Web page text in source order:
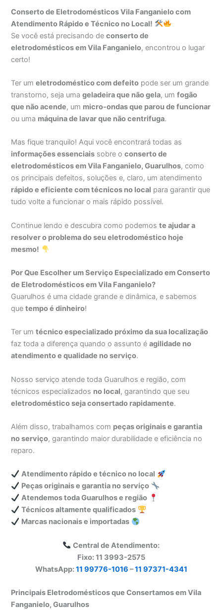
Conserto de Eletrodomésticos Vila Fanganielo com
Atendimento Rápido e Técnico no Local!
Se você está precisando deconserto de
eletrodomésticos em Vila Fanganielo, encontrou o lugar
certo!
Ter umeletrodoméstico com defeito pode ser um grande
transtorno, seja umageladeira que não gela, umfogão
que não acende, um micro-ondas que parou de funcionar
ou uma máquina de lavar que não centrifuga.
Mas fique tranquilo! Aqui você encontrará todas as
informações essenciais sobre oconserto de
eletrodomésticos em Vila Fanganielo, Guarulhos, como
os principais defeitos, soluções e, claro, um atendimento
rápido e eficiente com técnicos no local para garantir que
tudo volte a funcionar o mais rápido possível.
Continue lendo e descubra como podemoste ajudar a
resolver o problema do seu eletrodoméstico hoje
mesmo!
Por Que Escolher um Serviço Especializado em Conserto
de Eletrodomésticos em Vila Fanganielo?
Guarulhos é uma cidade grande e dinâmica, e sabemos
quetempo é dinheiro!
Ter umtécnico especializado próximo da sua localização
faz toda a diferença quando o assunto éagilidade no
atendimento e qualidade no serviço.
Nosso serviço atende toda Guarulhos e região, com
técnicos especializados no local, garantindo que seu
eletrodoméstico seja consertado rapidamente.
Além disso, trabalhamos com peças originais e garantia
no serviço, garantindo maior durabilidade e eficiência no
reparo.
Atendimento rápido e técnico no local
Peças originais e garantia no serviço
Atendemos toda Guarulhos e região
Técnicos altamente qualificados
Marcas nacionais e importadas
Central de Atendimento:
Fixo: 11 3993-2575
WhatsApp:11 99776-1016 –11 97371-4341
Principais Eletrodomésticos que Consertamos em Vila
Fanganielo, Guarulhos